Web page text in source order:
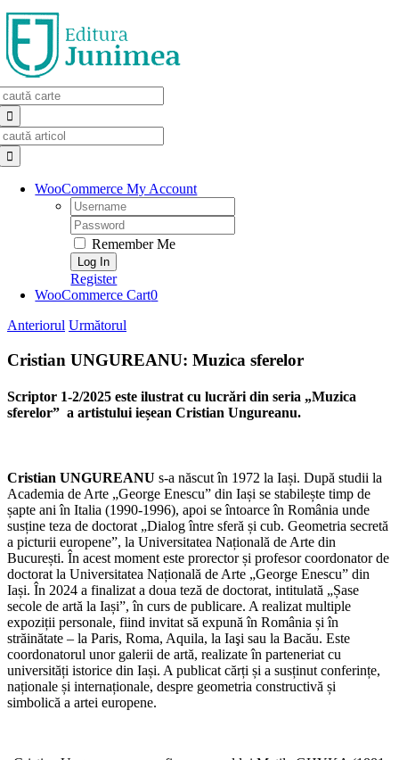
Skip
to
content
WooCommerce My Account
Username:
Password:
Remember Me
Register
WooCommerce Cart0
Anteriorul Următorul
Cristian UNGUREANU: Muzica sferelor
Scriptor 1-2/2025 este ilustrat cu lucrări din seria „Muzica
sferelor” a artistului ieșean Cristian Ungureanu.
Cristian UNGUREANU s-a născut în 1972 la Iași. După studii la
Academia de Arte „George Enescu” din Iași se stabilește timp de
șapte ani în Italia (1990-1996), apoi se întoarce în România unde
susține teza de doctorat „Dialog între sferă și cub. Geometria secretă
a picturii europene”, la Universitatea Națională de Arte din
București. În acest moment este prorector și profesor coordonator de
doctorat la Universitatea Națională de Arte „George Enescu” din
Iași. În 2024 a finalizat a doua teză de doctorat, intitulată „Șase
secole de artă la Iași”, în curs de publicare. A realizat multiple
expoziții personale, fiind invitat să expună în România și în
străinătate – la Paris, Roma, Aquila, la Iaşi sau la Bacău. Este
coordonatorul unor galerii de artă, realizate în parteneriat cu
universități istorice din Iași. A publicat cărți și a susținut conferințe,
naționale și internaționale, despre geometria constructivă și
simbolică a artei europene.